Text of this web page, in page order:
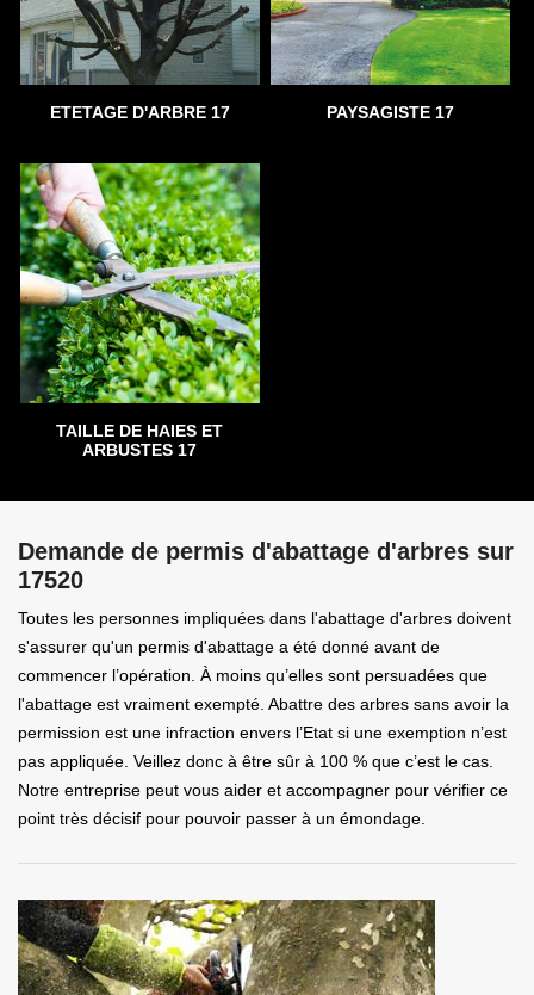
ETETAGE D'ARBRE 17 PAYSAGISTE 17
TAILLE DE HAIES ET
ARBUSTES 17
Demande de permis d'abattage d'arbres sur
17520
Toutes les personnes impliquées dans l'abattage d'arbres doivent
s'assurer qu'un permis d'abattage a été donné avant de
commencer l’opération. À moins qu’elles sont persuadées que
l'abattage est vraiment exempté. Abattre des arbres sans avoir la
permission est une infraction envers l’Etat si une exemption n’est
pas appliquée. Veillez donc à être sûr à 100 % que c’est le cas.
Notre entreprise peut vous aider et accompagner pour vérifier ce
point très décisif pour pouvoir passer à un émondage.